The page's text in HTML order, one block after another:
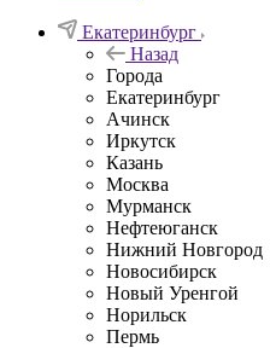
Екатеринбург
Назад
Города
Екатеринбург
Ачинск
Иркутск
Казань
Москва
Мурманск
Нефтеюганск
Нижний Новгород
Новосибирск
Новый Уренгой
Норильск
Пермь